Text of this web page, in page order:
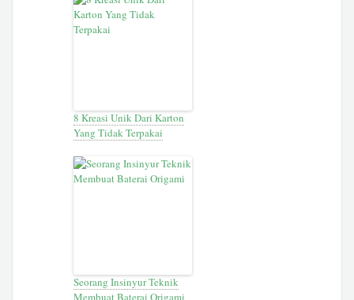
8 Kreasi Unik Dari Karton
Yang Tidak Terpakai
Seorang Insinyur Teknik
Membuat Baterai Origami